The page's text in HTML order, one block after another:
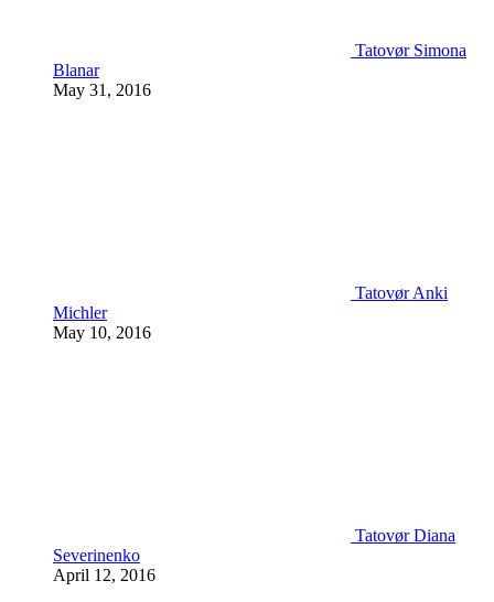
Tatovør Simona
Blanar
May 31, 2016
Tatovør Anki
Michler
May 10, 2016
Tatovør Diana
Severinenko
April 12, 2016